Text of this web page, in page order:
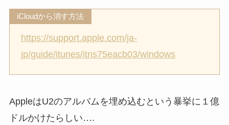
iCloudから消す方法
https://support.apple.com/ja-
jp/guide/itunes/itns75eacb03/windows
AppleはU2のアルバムを埋め込むという暴挙に１億
ドルかけたらしい….